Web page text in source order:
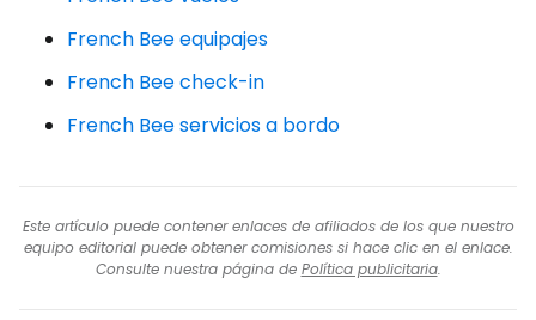
French Bee equipajes
French Bee check-in
French Bee servicios a bordo
Este artículo puede contener enlaces de afiliados de los que nuestro
equipo editorial puede obtener comisiones si hace clic en el enlace.
Consulte nuestra página de Política publicitaria.